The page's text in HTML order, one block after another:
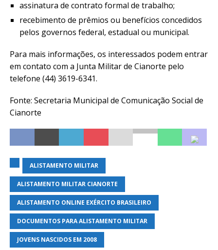
assinatura de contrato formal de trabalho;
recebimento de prêmios ou benefícios concedidos
pelos governos federal, estadual ou municipal.
Para mais informações, os interessados podem entrar
em contato com a Junta Militar de Cianorte pelo
telefone (44) 3619-6341.
Fonte: Secretaria Municipal de Comunicação Social de
Cianorte
ALISTAMENTO MILITAR
ALISTAMENTO MILITAR CIANORTE
ALISTAMENTO ONLINE EXÉRCITO BRASILEIRO
DOCUMENTOS PARA ALISTAMENTO MILITAR
JOVENS NASCIDOS EM 2008